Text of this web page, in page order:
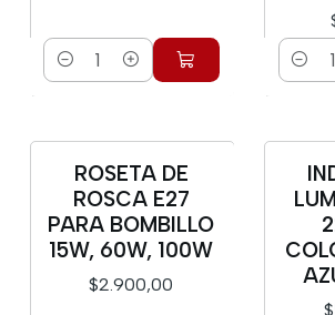
Cantidad
ROSETA DE
ROSCA E27
PARA BOMBILLO
15W, 60W, 100W
$2.900,00